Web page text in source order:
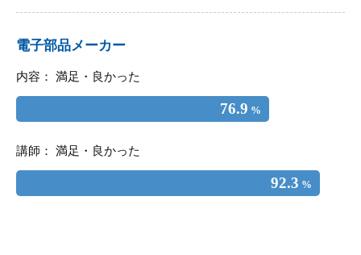
電子部品メーカー
内容： 満足・良かった
76.9 %
講師： 満足・良かった
92.3 %